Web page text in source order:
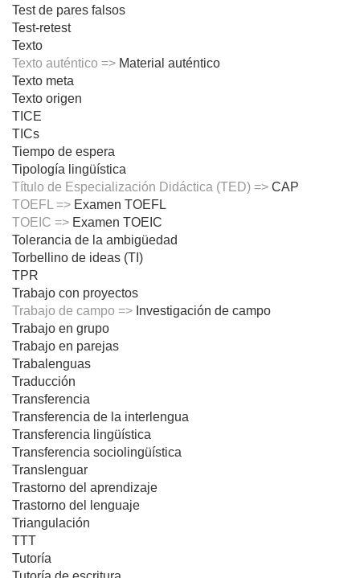
Test de pares falsos
Test-retest
Texto
Texto auténtico => Material auténtico
Texto meta
Texto origen
TICE
TICs
Tiempo de espera
Tipología lingüística
Título de Especialización Didáctica (TED) => CAP
TOEFL => Examen TOEFL
TOEIC => Examen TOEIC
Tolerancia de la ambigüedad
Torbellino de ideas (TI)
TPR
Trabajo con proyectos
Trabajo de campo => Investigación de campo
Trabajo en grupo
Trabajo en parejas
Trabalenguas
Traducción
Transferencia
Transferencia de la interlengua
Transferencia lingüística
Transferencia sociolingüística
Translenguar
Trastorno del aprendizaje
Trastorno del lenguaje
Triangulación
TTT
Tutoría